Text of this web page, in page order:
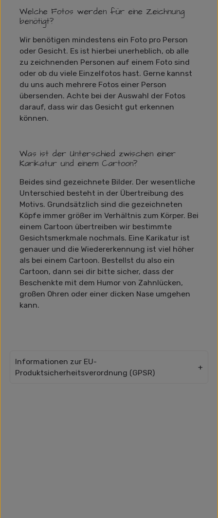
Welche Fotos werden für eine Zeichnung
benötigt?
Wir benötigen mindestens ein Foto pro Person
oder Gesicht. Es ist hierbei unerheblich, ob alle
zu zeichnenden Personen auf einem Foto sind
oder ob du viele Einzelfotos hast. Gerne kannst
du uns auch mehrere Fotos einer Person
übersenden. Achte bei der Auswahl der Fotos
darauf, dass wir das Gesicht gut erkennen
können.
Was ist der Unterschied zwischen einer
Karikatur und einem Cartoon?
Beides sind gezeichnete Bilder. Der wesentliche
Unterschied besteht in der Übertreibung des
Motivs. Grundsätzlich sind die gezeichneten
Köpfe immer größer im Verhältnis zum Körper. Bei
einem Cartoon übertreiben wir bestimmte
Gesichtsmerkmale nochmals. Eine Karikatur ist
genauer und die Wiedererkennung ist viel höher
als bei einem Cartoon. Bestellst du also ein
Cartoon, dann sei dir bitte sicher, dass der
Beschenkte mit dem Humor von Zahnlücken,
großen Ohren oder einer dicken Nase umgehen
kann.
Informationen zur EU-
Produktsicherheitsverordnung (GPSR)